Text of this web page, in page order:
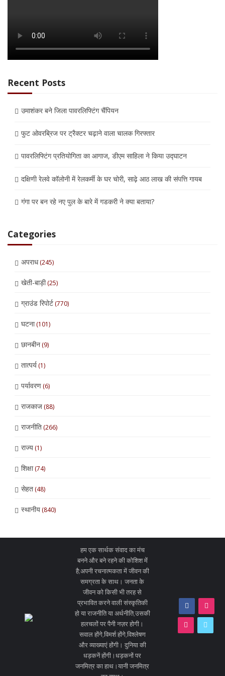
Recent Posts
उमाशंकर बने जिला पावरलिफ्टिंग चैंपियन
फुट ओवरब्रिज पर ट्रैक्टर चढ़ाने वाला चालक गिरफ्तार
पावरलिफ्टिंग प्रतियोगिता का आगाज, डीएम साहिला ने किया उद्घाटन
दक्षिणी रेलवे कॉलोनी में रेलकर्मी के घर चोरी, साढ़े आठ लाख की संपत्ति गायब
गंगा पर बन रहे नए पुल के बारे में गडकरी ने क्या बताया?
Categories
अपराध(245)
खेती-बाड़ी(25)
ग्राउंड रिपोर्ट(770)
घटना(101)
छानबीन(9)
तात्पर्य(1)
पर्यावरण(6)
राजकाज(88)
राजनीति(266)
राज्य(1)
शिक्षा(74)
सेहत(48)
स्थानीय(840)
हम एक सार्थक संवाद का मंच
बनने और बने रहने की कोशिश में
है;अपनी रचनात्मकता में जीवन की
समग्रता के साथ। जनता के
जीवन को किसी भी तरह से
प्रभावित करने वाली संस्कृतिकी
हो या राजनीति या अर्थनीति,उसकी
हलचलों पर पैनी नज़र होगी।
सवाल होंगे,विमर्श होंगे,विश्लेषण
और व्याख्याएं होंगी। दुनिया की
धड़कनें होंगी।धड़कनों पर
जनमित्र का हाथ।यानी जनमित्र